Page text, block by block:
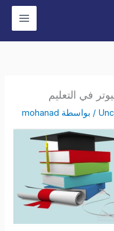
التعليم
بواسطة mohanad